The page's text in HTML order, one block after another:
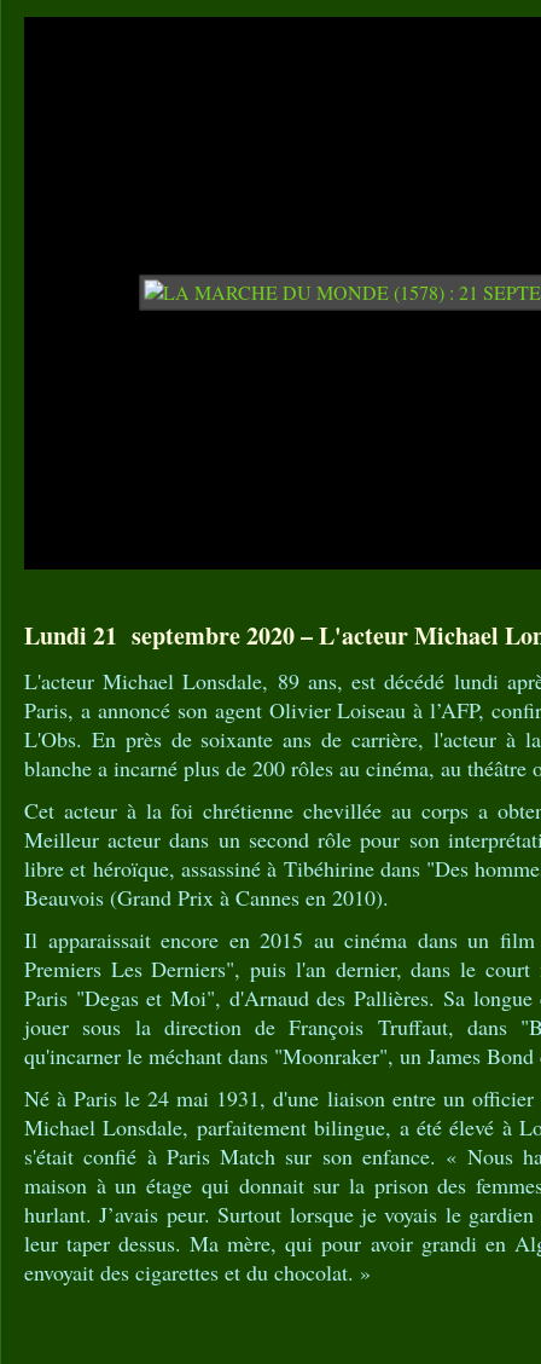
Lundi 21 septembre 2020 – L'acteur Michael
L'acteur Michael Lonsdale, 89 ans, est décédé lundi
Paris, a annoncé son agent Olivier Loiseau à l’AFP,
L'Obs. En près de soixante ans de carrière, l'acteur à
blanche a incarné plus de 200 rôles au cinéma, au théâtre
Cet acteur à la foi chrétienne chevillée au corps a
Meilleur acteur dans un second rôle pour son
libre et héroïque, assassiné à Tibéhirine dans "Des
Beauvois (Grand Prix à Cannes en 2010).
Il apparaissait encore en 2015 au cinéma dans un
Premiers Les Derniers", puis l'an dernier, dans le court
Paris "Degas et Moi", d'Arnaud des Pallières. Sa
jouer sous la direction de François Truffaut, dans
qu'incarner le méchant dans "Moonraker", un James Bond
Né à Paris le 24 mai 1931, d'une liaison entre un officier
Michael Lonsdale, parfaitement bilingue, a été élevé à
s'était confié à Paris Match sur son enfance. « Nous
maison à un étage qui donnait sur la prison des
hurlant. J’avais peur. Surtout lorsque je voyais le
leur taper dessus. Ma mère, qui pour avoir grandi en
envoyait des cigarettes et du chocolat. »